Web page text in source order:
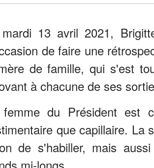
13 avril 2021,
de faire une
de famille, qui s'est
à chacune de ses
du Président est
que capillaire. La
de s'habiller, mais